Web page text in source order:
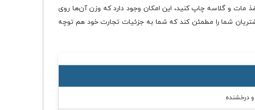
مات و گلاسه چاپ کنید، این امکان وجود دارد که وزن آن‌ها روی
شما را مطمئن کند که شما به جزئیات تجارت خود هم توچه
درخشنده